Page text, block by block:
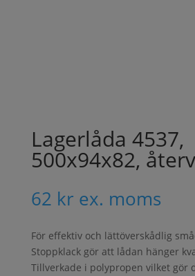
Lagerlåda 4537,
500x94x82, återv
62 kr ex. moms
För effektiv och lättöverskådlig
Stoppklack gör att lådan hänger
Tillverkade i polypropen vilket gör